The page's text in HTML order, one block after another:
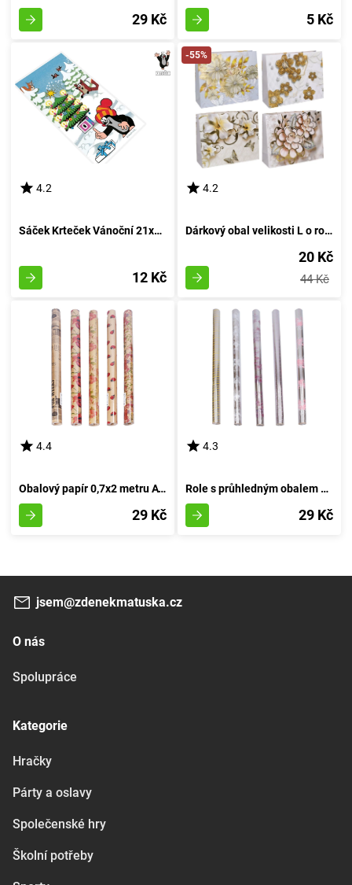
29 Kč 5 Kč
4.2
Sáček Krteček Vánoční 21x40 cm
12 Kč
-55%
4.2
Dárkový obal velikosti L o rozměrech 38x32x12 cm od značky Celorok
20 Kč
44 Kč
4.4
Obalový papír 0,7x2 metru AVANA MIX pro každodenní použití
29 Kč
4.3
Role s průhledným obalem 0,7x2 m s různými vzory
29 Kč
jsem@zdenekmatuska.cz
O nás
Spolupráce
Kategorie
Hračky
Párty a oslavy
Společenské hry
Školní potřeby